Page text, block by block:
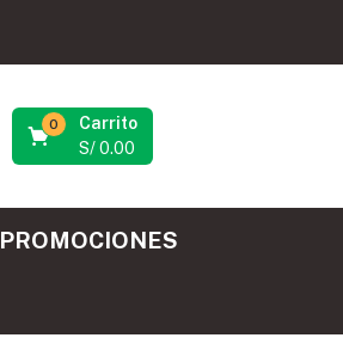
Carrito
0
S/0.00
PROMOCIONES